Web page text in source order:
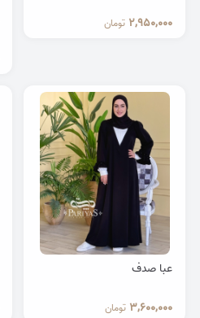
2,950,000 تومان
عبا صدف
3,600,000 تومان